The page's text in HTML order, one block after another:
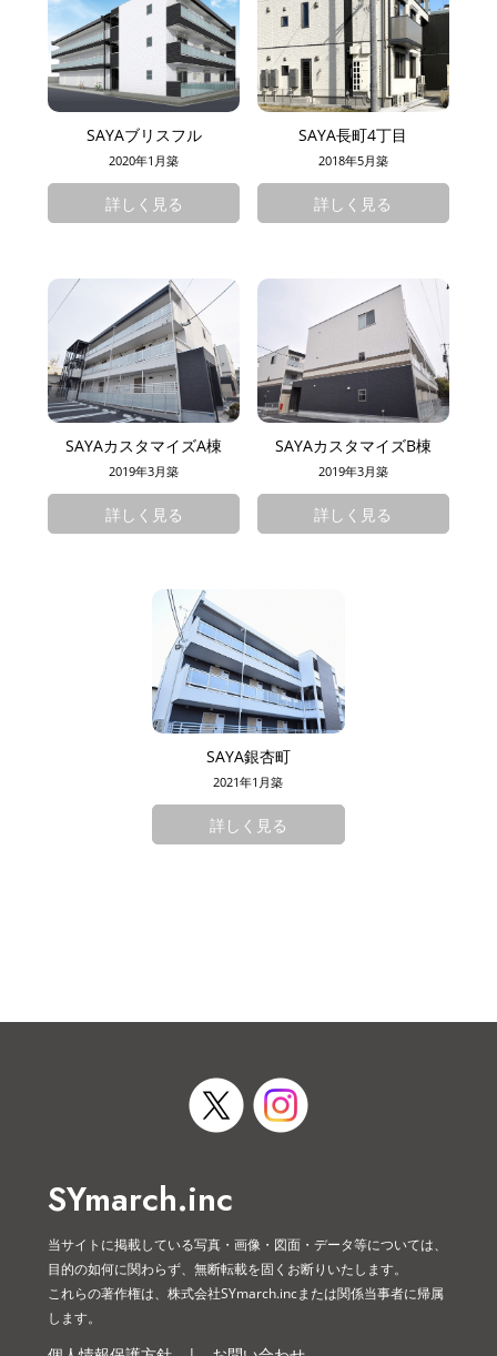
SAYAブリスフル
2020年1月築
詳しく見る
SAYA長町4丁目
2018年5月築
詳しく見る
SAYAカスタマイズA棟
2019年3月築
詳しく見る
SAYAカスタマイズB棟
2019年3月築
詳しく見る
SAYA銀杏町
2021年1月築
詳しく見る
SYmarch.inc
当サイトに掲載している写真・画像・図面・データ等については、
目的の如何に関わらず、無断転載を固くお断りいたします。
これらの著作権は、株式会社SYmarch.incまたは関係当事者に帰属
します。